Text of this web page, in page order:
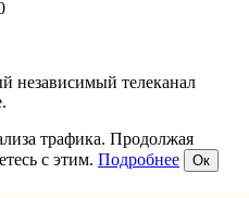
телеканал
трафика. Продолжая
с этим. Подробнее Ок